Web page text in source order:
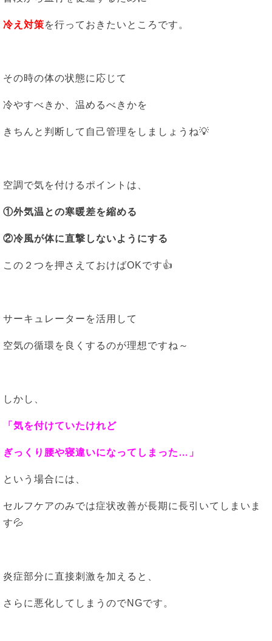
冷え対策を行っておきたいところです。
その時の体の状態に応じて
冷やすべきか、温めるべきかを
きちんと判断して自己管理をしましょうね💡
空調で気を付けるポイントは、
①外気温との寒暖差を縮める
②冷風が体に直撃しないようにする
この２つを押さえておけばOKです👍
サーキュレーターを活用して
空気の循環を良くするのが理想ですね～
しかし、
「気を付けていたけれど
ぎっくり腰や寝違いになってしまった…」
という場合には、
セルフケアのみでは症状改善が長期に長引いてしまいま
す💦
炎症部分に直接刺激を加えると、
さらに悪化してしまうのでNGです。